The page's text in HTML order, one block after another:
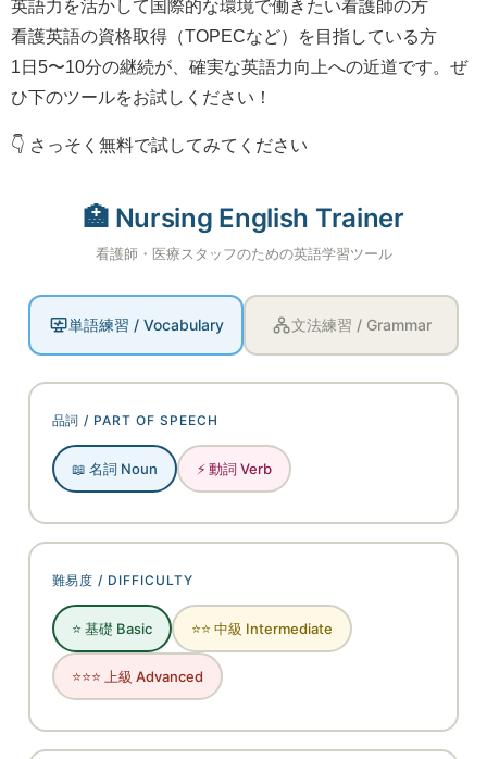
英語力を活かして国際的な環境で働きたい看護師の方
看護英語の資格取得（TOPECなど）を目指している方
1日5〜10分の継続が、確実な英語力向上への近道です。ぜ
ひ下のツールをお試しください！
👇 さっそく無料で試してみてください
🏥 Nursing English Trainer
看護師・医療スタッフのための英語学習ツール
単語練習 / Vocabulary 文法練習 / Grammar
品詞 / PART OF SPEECH
📖 名詞 Noun ⚡ 動詞 Verb
難易度 / DIFFICULTY
⭐ 基礎 Basic ⭐⭐ 中級 Intermediate
⭐⭐⭐ 上級 Advanced